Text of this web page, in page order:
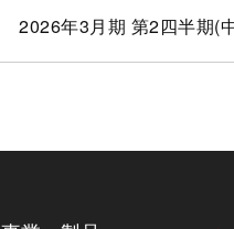
2026年3月期 第2四半期(